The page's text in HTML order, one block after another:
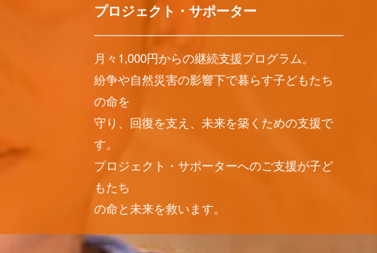
プロジェクト・サポーター
月々1,000円からの継続支援プログラム。
紛争や自然災害の影響下で暮らす子どもたち
の命を
守り、回復を支え、未来を築くための支援で
す。
プロジェクト・サポーターへのご支援が子ど
もたち
の命と未来を救います。